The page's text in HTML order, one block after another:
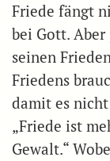
Friede fängt
bei Gott.
seinen
Friedens
damit es
„Friede ist
Gewalt.“